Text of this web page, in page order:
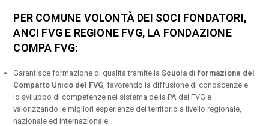
PER COMUNE VOLONTÀ DEI SOCI FONDATORI,
ANCI FVG E REGIONE FVG, LA FONDAZIONE
COMPA FVG:
Garantisce formazione di qualità tramite laScuola di formazione del
Comparto Unico del FVG , favorendo la diffusione di conoscenze e
lo sviluppo di competenze nel sistema della PA del FVG e
valorizzando le migliori esperienze del territorio a livello regionale,
nazionale ed internazionale;